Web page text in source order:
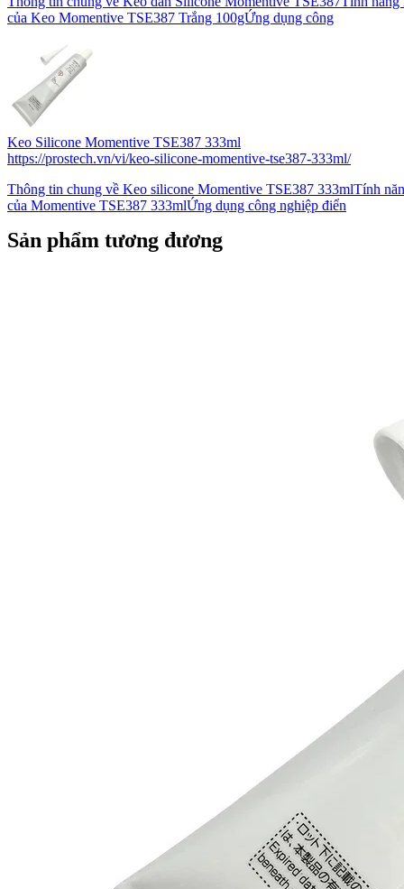
của Keo Momentive TSE387 Trắng 100gỨng dụng công
Keo Silicone Momentive TSE387 333ml
https://prostech.vn/vi/keo-silicone-momentive-tse387-333ml/
Thông tin chung về Keo silicone Momentive TSE387 333mlTính
của Momentive TSE387 333mlỨng dụng công nghiệp điển
Sản phẩm tương đương